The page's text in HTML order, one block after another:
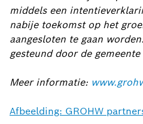
middels een
nabije toekomst op het
aangesloten te gaan
gesteund door de gemeente
Meer informatie:
Afbeelding: GROHW